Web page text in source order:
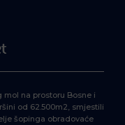
mol na prostoru Bosne i
od 62.500m2, smjestili
šopinga obradovaće